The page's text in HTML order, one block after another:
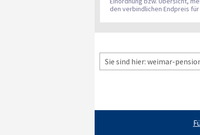
den verbindlichen Endpreis
Sie sind hier: weimar-